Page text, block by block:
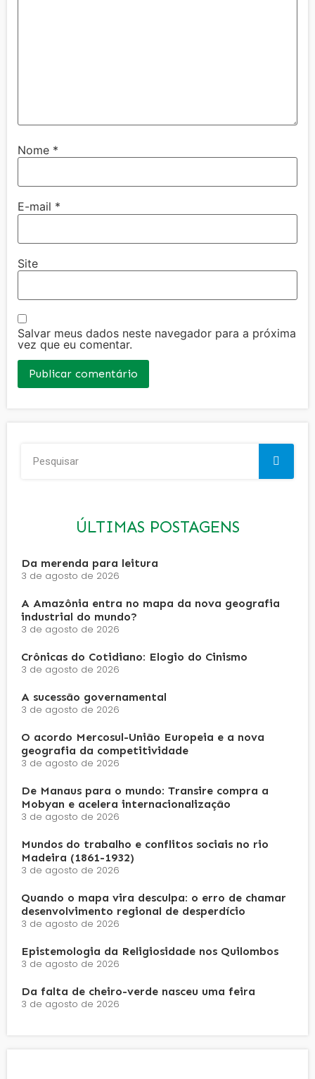
Nome *
E-mail *
Site
Salvar meus dados neste navegador para a próxima
vez que eu comentar.
ÚLTIMAS POSTAGENS
Da merenda para leitura
3 de agosto de 2026
A Amazônia entra no mapa da nova geografia
industrial do mundo?
3 de agosto de 2026
Crônicas do Cotidiano: Elogio do Cinismo
3 de agosto de 2026
A sucessão governamental
3 de agosto de 2026
O acordo Mercosul-União Europeia e a nova
geografia da competitividade
3 de agosto de 2026
De Manaus para o mundo: Transire compra a
Mobyan e acelera internacionalização
3 de agosto de 2026
Mundos do trabalho e conflitos sociais no rio
Madeira (1861-1932)
3 de agosto de 2026
Quando o mapa vira desculpa: o erro de chamar
desenvolvimento regional de desperdício
3 de agosto de 2026
Epistemologia da Religiosidade nos Quilombos
3 de agosto de 2026
Da falta de cheiro-verde nasceu uma feira
3 de agosto de 2026